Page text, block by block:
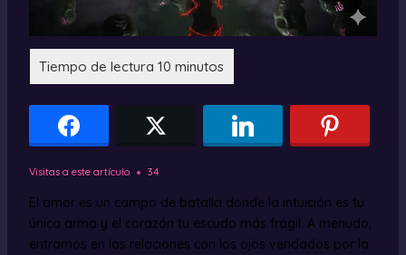
Visitas a este artículo 34
El amor es un campo de batalla donde la intuición es tu
única arma y el corazón tu escudo más frágil. A menudo,
entramos en las relaciones con los ojos vendados por la